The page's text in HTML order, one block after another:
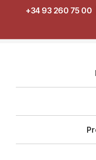
+34 93 260 75 00
principal